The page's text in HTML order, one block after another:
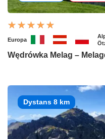
Europa
Wędrówka Melag –
Dystans 8 km